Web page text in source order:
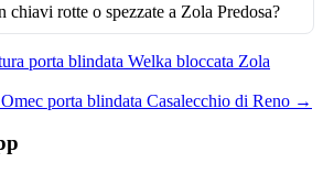
chiavi rotte o spezzate a Zola Predosa?
porta blindata Welka bloccata Zola
porta blindata Casalecchio di Reno →